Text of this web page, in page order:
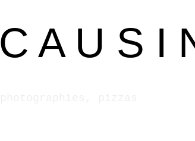
C A U S I